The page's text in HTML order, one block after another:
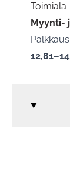
Toimiala
Myynti-
Palkkaus